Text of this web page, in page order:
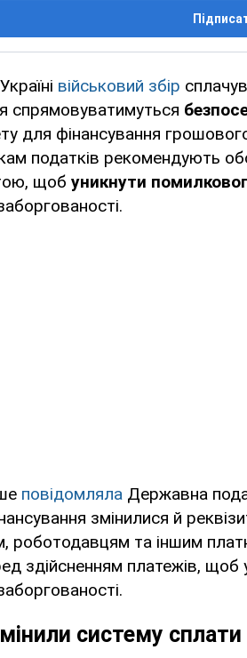
військовий збір
спрямовуватимуться
для фінансування
податків рекомендують
щоб уникнути
повідомляла Державна
змінилися й
роботодавцям та іншим
здійсненням платежів, щоб
систему сплати